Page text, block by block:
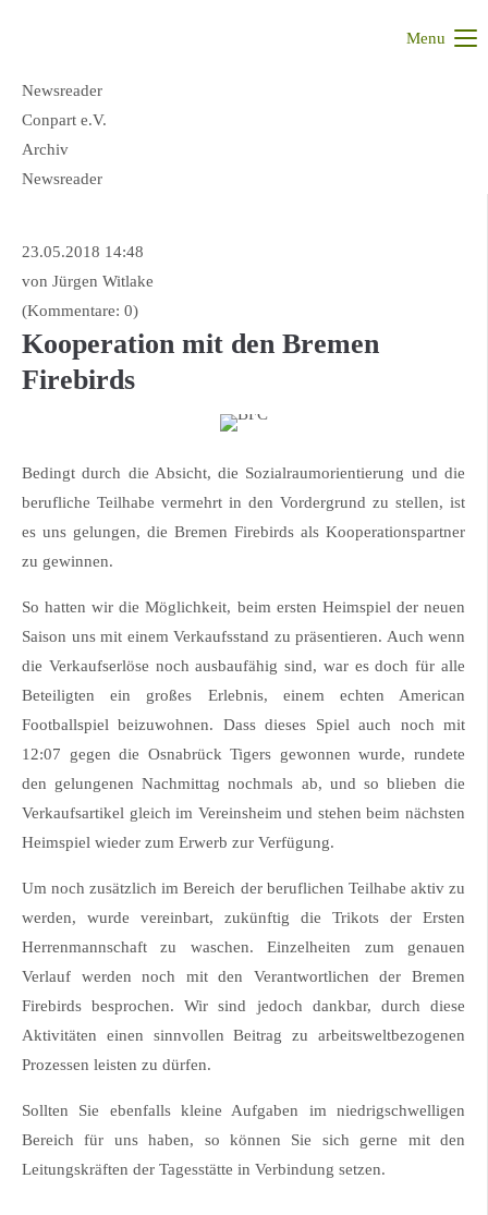
Menu
Newsreader
Conpart e.V.
Archiv
Newsreader
23.05.2018 14:48
von Jürgen Witlake
(Kommentare: 0)
Kooperation mit den Bremen
Firebirds
Bedingt durch die Absicht, die Sozialraumorientierung und die
berufliche Teilhabe vermehrt in den Vordergrund zu stellen, ist
es uns gelungen, die Bremen Firebirds als Kooperationspartner
zu gewinnen.
So hatten wir die Möglichkeit, beim ersten Heimspiel der neuen
Saison uns mit einem Verkaufsstand zu präsentieren. Auch wenn
die Verkaufserlöse noch ausbaufähig sind, war es doch für alle
Beteiligten ein großes Erlebnis, einem echten American
Footballspiel beizuwohnen. Dass dieses Spiel auch noch mit
12:07 gegen die Osnabrück Tigers gewonnen wurde, rundete
den gelungenen Nachmittag nochmals ab, und so blieben die
Verkaufsartikel gleich im Vereinsheim und stehen beim nächsten
Heimspiel wieder zum Erwerb zur Verfügung.
Um noch zusätzlich im Bereich der beruflichen Teilhabe aktiv zu
werden, wurde vereinbart, zukünftig die Trikots der Ersten
Herrenmannschaft zu waschen. Einzelheiten zum genauen
Verlauf werden noch mit den Verantwortlichen der Bremen
Firebirds besprochen. Wir sind jedoch dankbar, durch diese
Aktivitäten einen sinnvollen Beitrag zu arbeitsweltbezogenen
Prozessen leisten zu dürfen.
Sollten Sie ebenfalls kleine Aufgaben im niedrigschwelligen
Bereich für uns haben, so können Sie sich gerne mit den
Leitungskräften der Tagesstätte in Verbindung setzen.